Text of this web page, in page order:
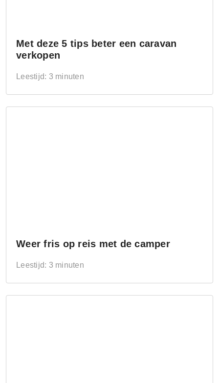
Met deze 5 tips beter een caravan
verkopen
Leestijd: 3 minuten
Weer fris op reis met de camper
Leestijd: 3 minuten